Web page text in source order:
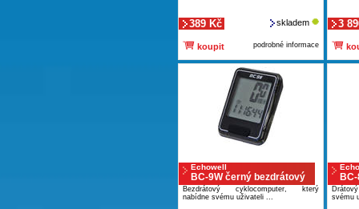
389 Kč skladem
koupit podrobné informace
3
Echowell
BC-9W černý bezdrátový
Bezdrátový cyklocomputer, který
nabídne svému uživateli ...
svému